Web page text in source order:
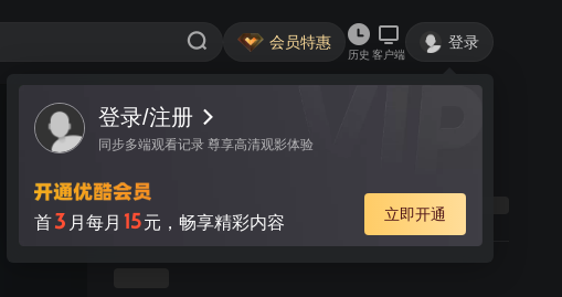
会员特惠
历史 客户端
登录
登录/注册
同步多端观看记录 尊享高清观影体验
首3 月每月 15元，畅享精彩内容 立即开通